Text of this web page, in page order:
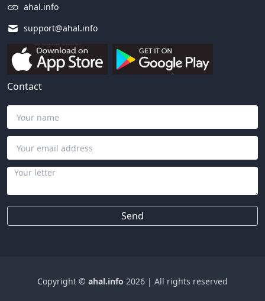
ahal.info
support@ahal.info
Contact
Send
Copyright © ahal.info 2026 | All rights reserved